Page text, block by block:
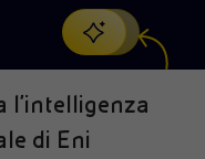
Comunicati Stampa
l'intelligenza
di Eni